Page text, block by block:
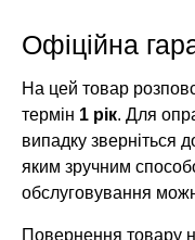
Офіційна
На цей товар
термін 1 рік. Для
випадку зверніться
яким зручним
обслуговування
Повернення товару